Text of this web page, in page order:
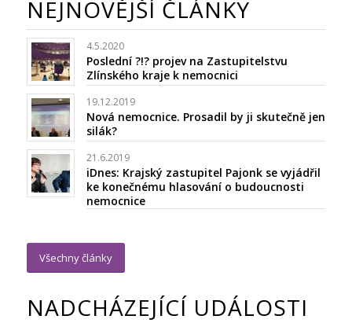
NEJNOVĚJŠÍ ČLÁNKY
4.5.2020
Poslední ?!? projev na Zastupitelstvu
Zlínského kraje k nemocnici
19.12.2019
Nová nemocnice. Prosadil by ji skutečně jen
silák?
21.6.2019
iDnes: Krajský zastupitel Pajonk se vyjádřil
ke konečnému hlasování o budoucnosti
nemocnice
Všechny články
NADCHÁZEJÍCÍ UDÁLOSTI